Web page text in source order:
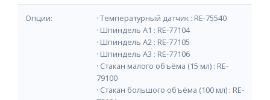
Опции:
· Температурный датчик : RE-75540
· Шпиндель A1 : RE-77104
· Шпиндель A2 : RE-77105
· Шпиндель A3 : RE-77106
· Стакан малого объёма (15 мл) : RE-
79100
· Стакан большого объёма (100 мл) : RE-